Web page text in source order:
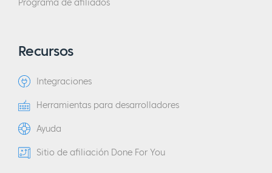
Programa de afiliados
Recursos
Integraciones
Herramientas para desarrolladores
Ayuda
Sitio de afiliación Done For You